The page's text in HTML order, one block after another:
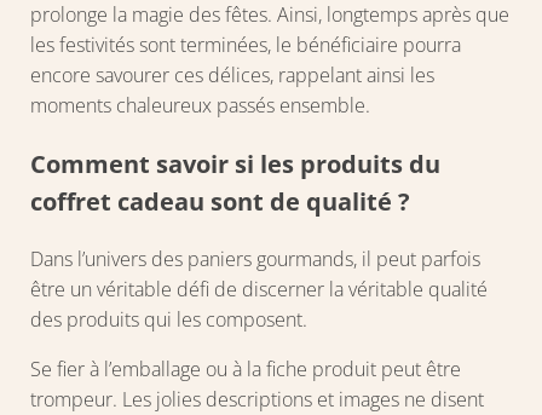
prolonge la magie des fêtes. Ainsi, longtemps après que
les festivités sont terminées, le bénéficiaire pourra
encore savourer ces délices, rappelant ainsi les
moments chaleureux passés ensemble.
Comment savoir si les produits du
coffret cadeau sont de qualité ?
Dans l’univers des paniers gourmands, il peut parfois
être un véritable défi de discerner la véritable qualité
des produits qui les composent.
Se fier à l’emballage ou à la fiche produit peut être
trompeur. Les jolies descriptions et images ne disent